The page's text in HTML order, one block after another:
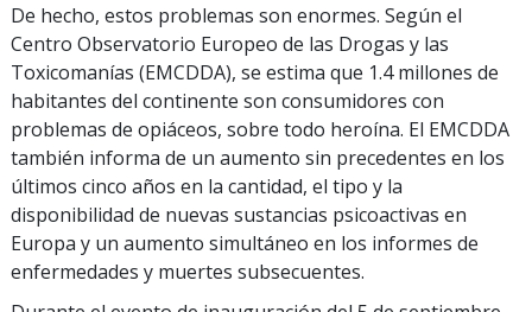
De hecho, estos problemas son enormes. Según el
Centro Observatorio Europeo de las Drogas y las
Toxicomanías (EMCDDA), se estima que 1.4 millones de
habitantes del continente son consumidores con
problemas de opiáceos, sobre todo heroína. El EMCDDA
también informa de un aumento sin precedentes en los
últimos cinco años en la cantidad, el tipo y la
disponibilidad de nuevas sustancias psicoactivas en
Europa y un aumento simultáneo en los informes de
enfermedades y muertes subsecuentes.